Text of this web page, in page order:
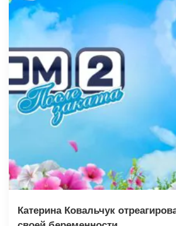
Катерина Ковальчук